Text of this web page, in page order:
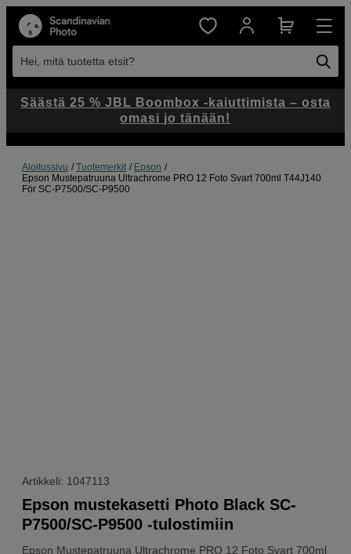
Hei, mitä tuotetta etsit?
Aloitussivu Tuotemerkit
Epson
Epson Mustepatruuna Ultrachrome PRO 12 Foto Svart 700ml T44J140
För SC-P7500/SC-P9500
Artikkeli: 1047113
Epson Mustepatruuna Ultrachrome PRO 12 Foto Svart 700ml
Epson mustekasetti Photo Black SC-
P7500/SC-P9500 -tulostimiin
Säästä 25 % JBL Boombox -kaiuttimista – osta
omasi jo tänään!